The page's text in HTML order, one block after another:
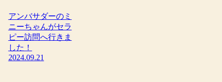
アンバサダーのミ
ニーちゃんがセラ
ピー訪問へ行きま
した！
2024.09.21